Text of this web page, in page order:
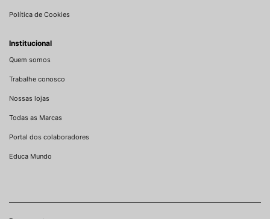
Política de Cookies
Institucional
Quem somos
Trabalhe conosco
Nossas lojas
Todas as Marcas
Portal dos colaboradores
Educa Mundo